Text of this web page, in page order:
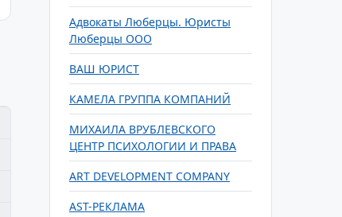
Адвокаты Люберцы. Юристы
Люберцы ООО
ВАШ ЮРИСТ
КАМЕЛА ГРУППА КОМПАНИЙ
МИХАИЛА ВРУБЛЕВСКОГО
ЦЕНТР ПСИХОЛОГИИ И ПРАВА
ART DEVELOPMENT COMPANY
AST-РЕКЛАМА